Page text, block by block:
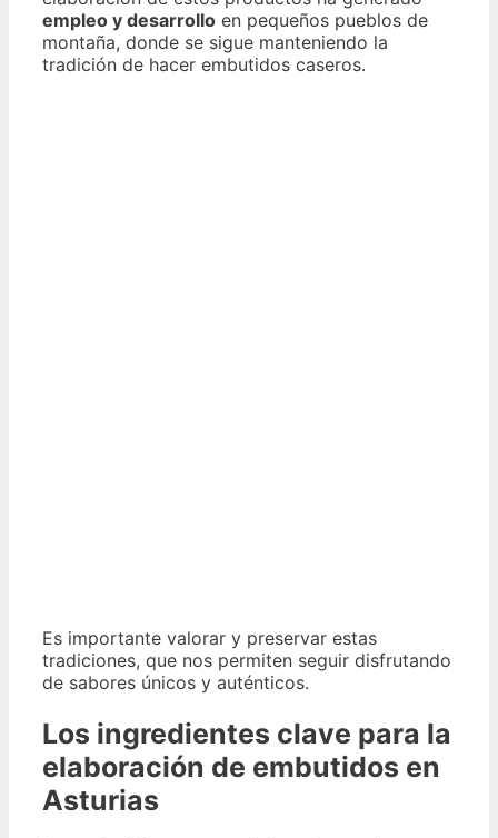
empleo y desarrollo en pequeños pueblos de
montaña, donde se sigue manteniendo la
tradición de hacer embutidos caseros.
Es importante valorar y preservar estas
tradiciones, que nos permiten seguir disfrutando
de sabores únicos y auténticos.
Los ingredientes clave para la
elaboración de embutidos en
Asturias